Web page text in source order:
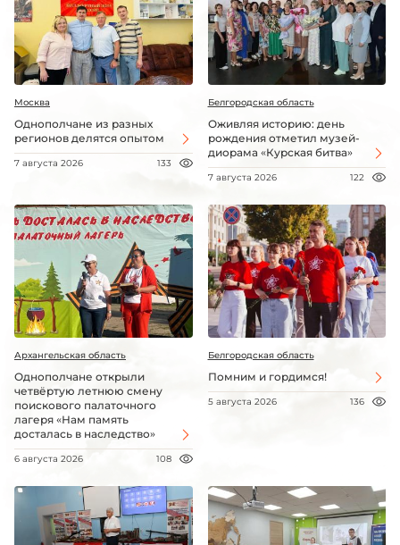
Москва
Однополчане из разных
регионов делятся опытом
7 августа 2026 133
Белгородская область
Оживляя историю: день
рождения отметил музей-
диорама «Курская битва»
7 августа 2026 122
Архангельская область
Однополчане открыли
четвёртую летнюю смену
поискового палаточного
лагеря «Нам память
досталась в наследство»
6 августа 2026 108
Белгородская область
Помним и гордимся!
5 августа 2026 136